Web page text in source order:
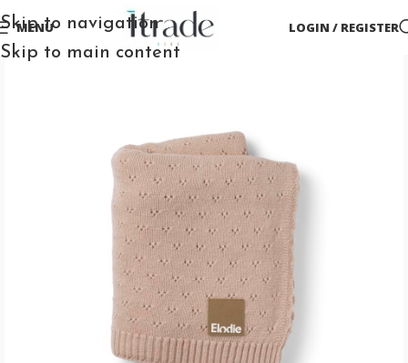
Skip to navigation
Skip to main content
MENU LOGIN / REGISTER